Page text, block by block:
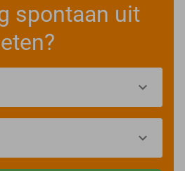
spontaan uit
eten?